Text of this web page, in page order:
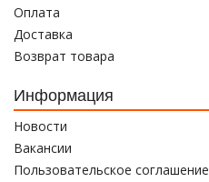
Оплата
Доставка
Возврат товара
Информация
Новости
Вакансии
Пользовательское соглашение